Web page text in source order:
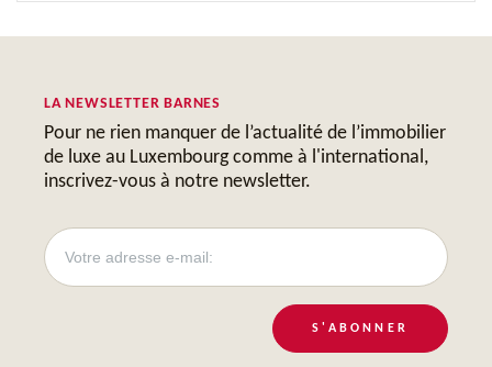
LA NEWSLETTER BARNES
Pour ne rien manquer de l’actualité de l’immobilier
de luxe au Luxembourg comme à l'international,
inscrivez-vous à notre newsletter.
S'ABONNER